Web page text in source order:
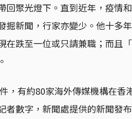
回聚光燈下。直到近年，疫情
掘新聞，行家亦變少。他十多
在跌至一位或只請兼職；而且
，有約80家海外傳媒機構在
者數字，新聞處提供的新聞發